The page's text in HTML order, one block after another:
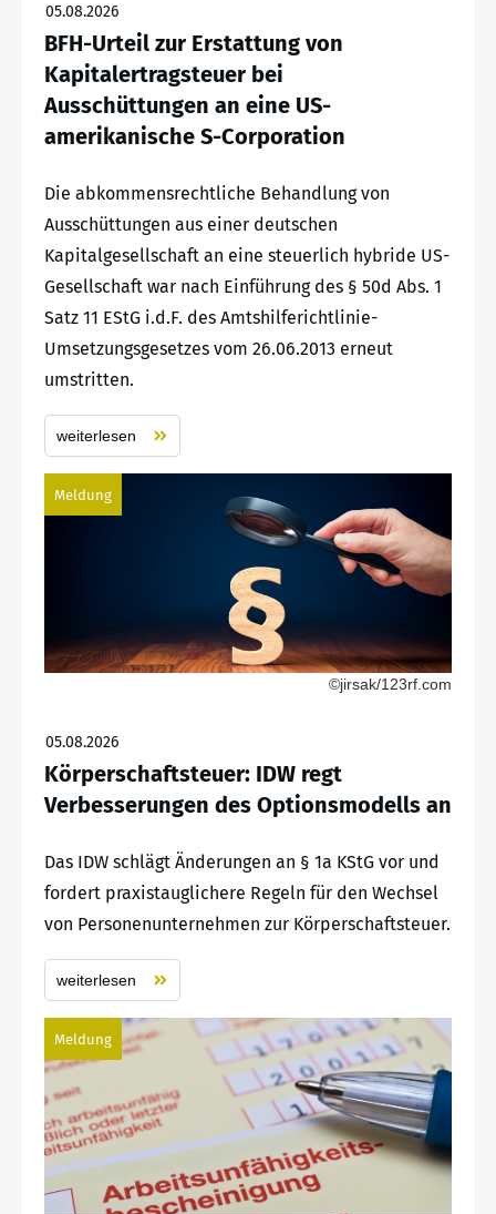
05.08.2026
BFH-Urteil zur Erstattung von
Kapitalertragsteuer bei
Ausschüttungen an eine US-
amerikanische S-Corporation
Die abkommensrechtliche Behandlung von
Ausschüttungen aus einer deutschen
Kapitalgesellschaft an eine steuerlich hybride US-
Gesellschaft war nach Einführung des § 50d Abs. 1
Satz 11 EStG i.d.F. des Amtshilferichtlinie-
Umsetzungsgesetzes vom 26.06.2013 erneut
umstritten.
weiterlesen
Meldung
©jirsak/123rf.com
05.08.2026
Körperschaftsteuer: IDW regt
Verbesserungen des Optionsmodells an
Das IDW schlägt Änderungen an § 1a KStG vor und
fordert praxistauglichere Regeln für den Wechsel
von Personenunternehmen zur Körperschaftsteuer.
weiterlesen
Meldung